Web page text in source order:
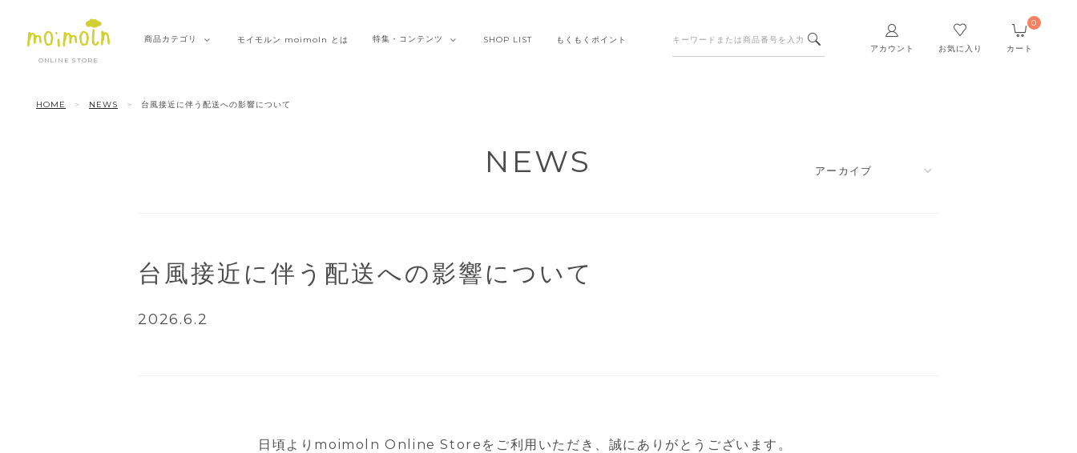
ONLINE STORE
アカウント お気に入り カート
0
商品カテゴリ モイモルン moimoln とは 特集・ コンテンツ SHOP LIST もくもくポイント
HOME NEWS 台風接近に伴う配送への影響について
NEWS
台風接近に伴う配送への影響について
2026.6.2
日頃よりmoimoln Online Storeをご利用いただき、誠にありがとうございます。